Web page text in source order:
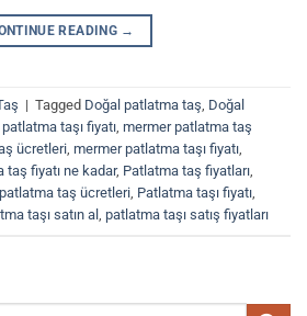
READING →
| Tagged Doğal patlatma taş, Doğal
taşı fiyatı, mermer patlatma taş
ücretleri, mermer patlatma taşı fiyatı,
taş fiyatı ne kadar, Patlatma taş fiyatları,
patlatma taş ücretleri, Patlatma taşı fiyatı,
taşı satın al, patlatma taşı satış fiyatları